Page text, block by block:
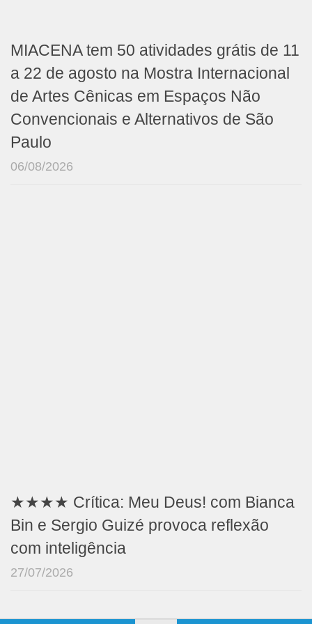
MIACENA tem 50 atividades grátis de 11
a 22 de agosto na Mostra Internacional
de Artes Cênicas em Espaços Não
Convencionais e Alternativos de São
Paulo
06/08/2026
★★★★ Crítica: Meu Deus! com Bianca
Bin e Sergio Guizé provoca reflexão
com inteligência
27/07/2026